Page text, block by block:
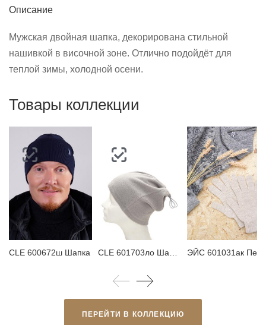
Описание
Мужская двойная шапка, декорирована стильной
нашивкой в височной зоне. Отлично подойдёт для
теплой зимы, холодной осени.
Товары коллекции
CLE 600672ш Шапка
ПЕРЕЙТИ В КОЛЛЕКЦИЮ